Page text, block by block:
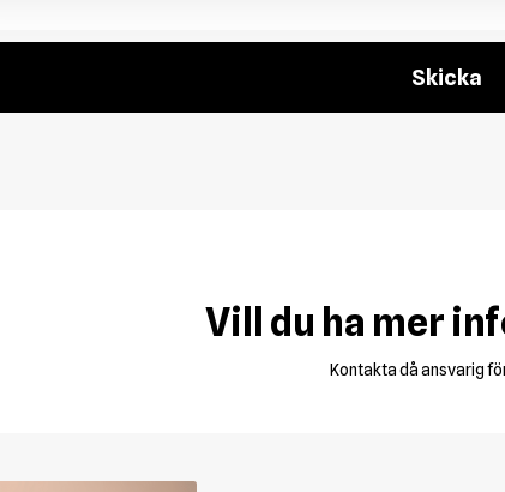
Vill du ha mer
Kontakta då ansvarig